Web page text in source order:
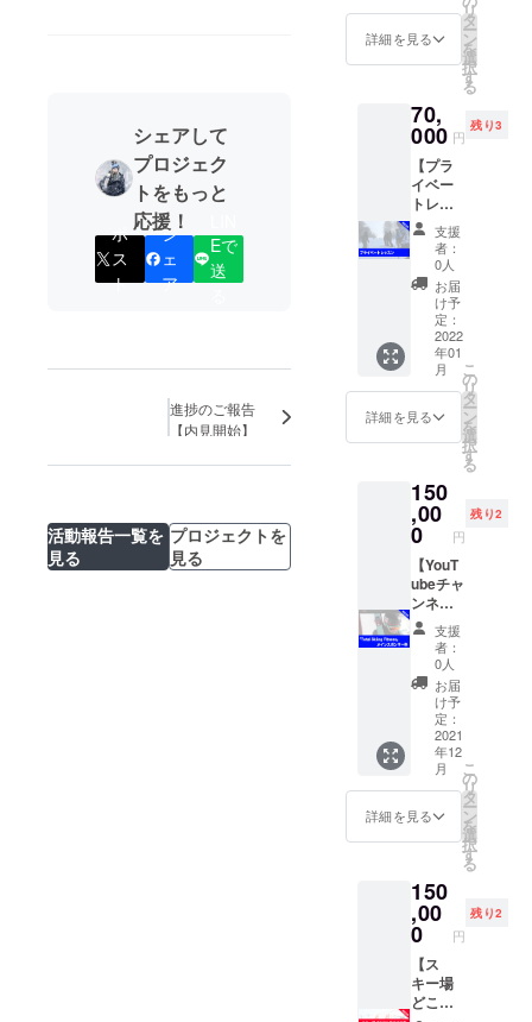
シェアして
プロジェク
トをもっと
応援！
ポ
ス
ト
シ
ェ
ア
Eで
送
進捗のご報告
【内見開始】
活動報告一覧を
見る
プロジェクトを
見る
は別途
開催日
ます。
＊場
所 新
潟県内
もしく
は群馬
県内ス
キー場
にて実
施予定
＊人
数 30
名 ＊予
定して
いる
ション
内容
パーク
セッ
ション
（アド
バイス
付） ＊
参加レ
ベル
スキー
場を上
から下
までコ
ント
ロール
しなが
ら降り
れるこ
と ＊支
費・滞
在費・
リフト
パスに
つい
て 自
己負担
ウィン
ター
シーズ
ンで100
生され
る
YouTub
eチャン
ネル
「Total
Skiing
Fitness
」のス
ポン
サー権
または
社名の
掲載 ・
2021-
22シー
画の
オープ
ニング
で御社
のロゴ
または
社名を
掲載し
ます。
YouTub
eチャン
ネル：
Total
Skiing
Fitness
https://
www.yo
utube.c
nnel/UC
I76aod
KPR8R
o0gGg
※ 必要
情報 掲
載する
ロゴな
詳細を見る
リ
タ
ー
ン
を
選
択
す
る
70,
000 円
残り3
【プラ
イベー
トレッ
スン】
プライ
ベート
レッス
ンを実
施しま
す。 1
レッス
ンの最
大対応
人数は
～3名と
させて
きま
す。 日
程：DM
等で調
整の
上、1月
以降で
調整さ
せてい
ただき
ます。
場所：
スキー
場、も
しくは
オフト
レーニ
ング施
設。開
催場所
望を聞
いたう
えで調
整の上
決定し
ます。
対応可
支援
者：
0人
お届
け予
定：
2022
年01
月
詳細を見る
こ
の
リ
タ
ー
ン
を
選
択
す
る
150
,00
0 円
残り2
【YouT
ubeチャ
ンネル
2021-
22シー
ズン
「Total
Skiing
Fitness
」メイ
ンスポ
サー】
ウィン
ター
シーズ
ンで100
万回再
生され
る
YouTub
eチャン
ネル
「Total
支援
者：
0人
お届
け予
定：
2021
年12
月
詳細を見る
こ
の
リ
タ
ー
ン
を
選
択
す
る
150
,00
0 円
残り2
【ス
キー場
どこで